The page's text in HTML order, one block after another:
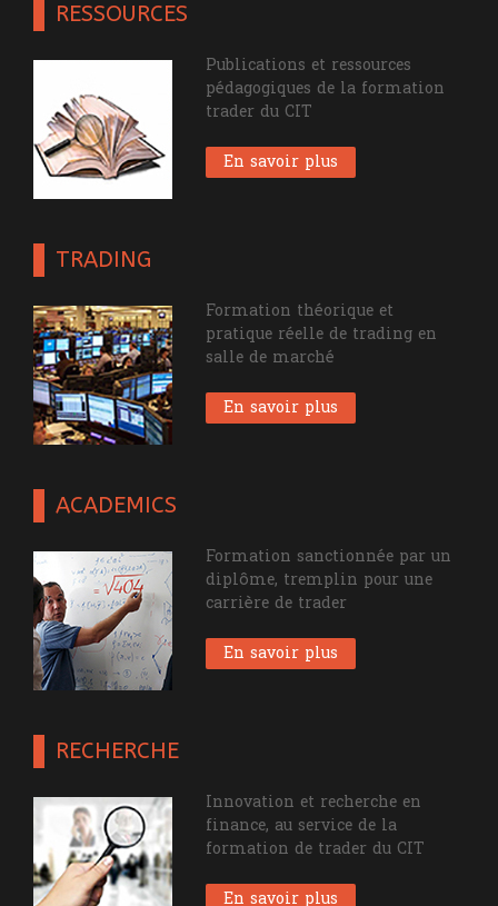
RESSOURCES
Publications et ressources
pédagogiques de la formation
trader du CIT
En savoir plus
TRADING
Formation théorique et
pratique réelle de trading en
salle de marché
En savoir plus
ACADEMICS
Formation sanctionnée par un
diplôme, tremplin pour une
carrière de trader
En savoir plus
RECHERCHE
Innovation et recherche en
finance, au service de la
formation de trader du CIT
En savoir plus